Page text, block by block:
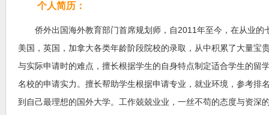
个人简历：
侨外出国海外教育部门首席规划师，自2011年至今，在从业的
美国，英国，加拿大各类年龄阶段院校的录取，从中积累了大量宝
与实际申请时的难点，擅长根据学生的自身特点制定适合学生的留
名校的申请实力。擅长帮助学生根据申请专业，就业环境，参考排
到自己最理想的国外大学。工作兢兢业业，一丝不苟的态度与资深